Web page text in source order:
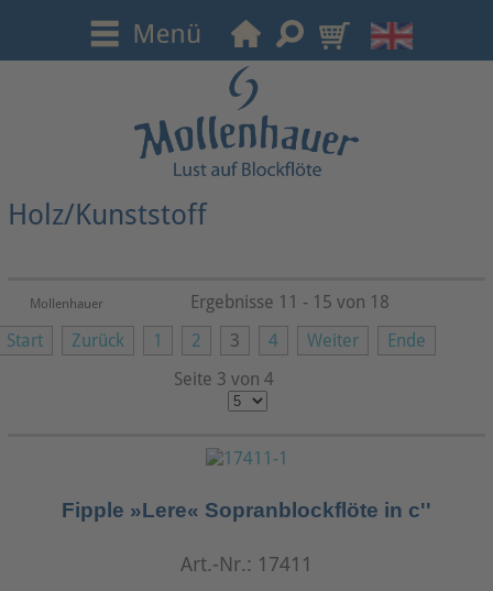
Holz/Kunststoff
Mollenhauer
Start Zurück 1 2 3 4 Weiter
Ende
Seite 3 von 4
Ergebnisse 11 - 15 von 18
Fipple »Lere« Sopranblockflöte in c''
Art.-Nr.: 17411